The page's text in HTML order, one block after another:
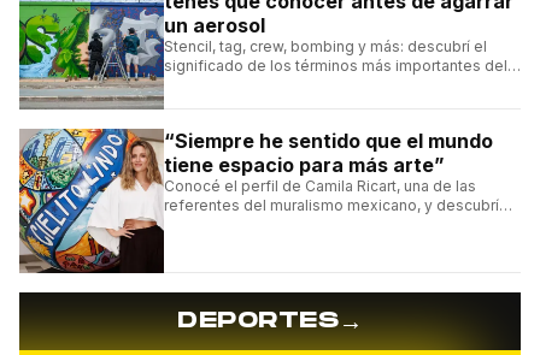
un aerosol
Stencil, tag, crew, bombing y más: descubrí el
significado de los términos más importantes del
“Siempre he sentido que el mundo
tiene espacio para más arte”
Conocé el perfil de Camila Ricart, una de las
referentes del muralismo mexicano, y descubrí
DEPORTES→